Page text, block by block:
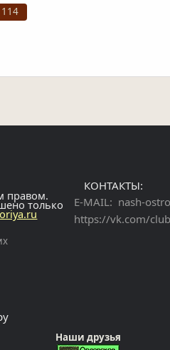
правом.
только
КОНТАКТЫ:
E-MAIL: nash-
https://vk.com/
Наши друзья